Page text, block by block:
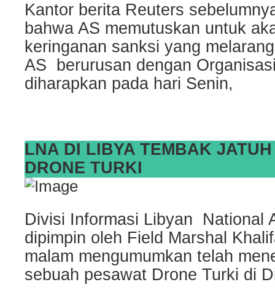
Kantor berita Reuters
bahwa AS memutuskan untuk
keringanan sanksi yang
AS berurusan dengan
diharapkan pada hari Senin,
LNA DI LIBYA TEMBAK JATUH
DRONE TURKI
Divisi Informasi Libyan National
dipimpin oleh Field Marshal
malam mengumumkan telah
sebuah pesawat Drone Turki di